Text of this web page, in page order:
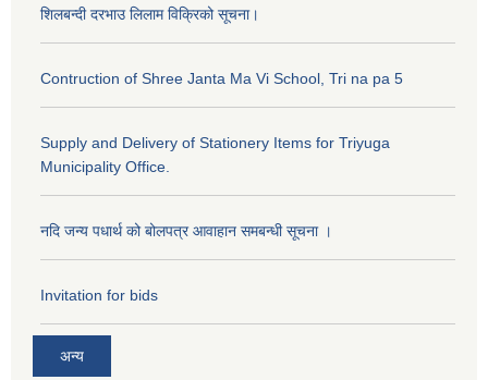
शिलबन्दी दरभाउ लिलाम विक्रिको सूचना।
Contruction of Shree Janta Ma Vi School, Tri na pa 5
Supply and Delivery of Stationery Items for Triyuga
Municipality Office.
नदि जन्य पधार्थ को बोलपत्र आवाहान समबन्धी सूचना ।
Invitation for bids
अन्य